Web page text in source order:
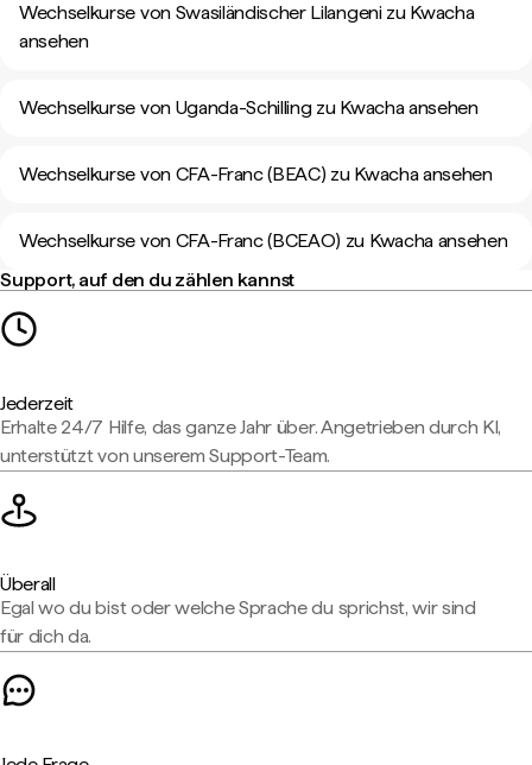
Wechselkurse von Swasiländischer Lilangeni zu Kwacha
ansehen
Wechselkurse von Uganda-Schilling zu Kwacha ansehen
Wechselkurse von CFA-Franc (BEAC) zu Kwacha ansehen
Wechselkurse von CFA-Franc (BCEAO) zu Kwacha ansehen
Support, auf den du zählen kannst
Jederzeit
Erhalte 24/7 Hilfe, das ganze Jahr über. Angetrieben durch KI,
unterstützt von unserem Support-Team.
Überall
Egal wo du bist oder welche Sprache du sprichst, wir sind
für dich da.